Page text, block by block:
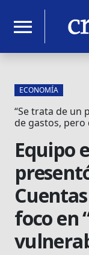
menu
ECONOMÍA
“Se trata de un
de gastos, pero
Equipo
foco en